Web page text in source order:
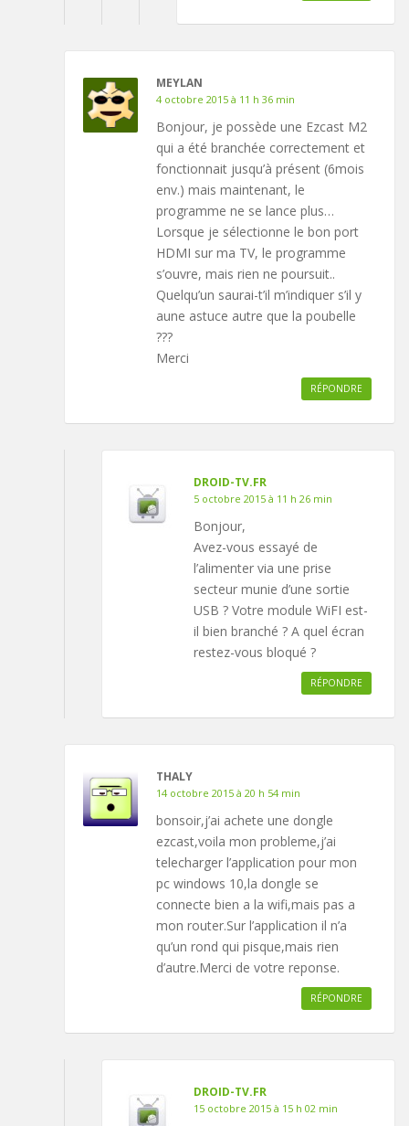
MEYLAN
4 octobre 2015 à 11 h 36 min
Bonjour, je possède une Ezcast M2
qui a été branchée correctement et
fonctionnait jusqu’à présent (6mois
env.) mais maintenant, le
programme ne se lance plus…
Lorsque je sélectionne le bon port
HDMI sur ma TV, le programme
s’ouvre, mais rien ne poursuit..
Quelqu’un saurai-t’il m’indiquer s’il y
aune astuce autre que la poubelle
???
Merci
RÉPONDRE
DROID-TV.FR
5 octobre 2015 à 11 h 26 min
Bonjour,
Avez-vous essayé de
l’alimenter via une prise
secteur munie d’une sortie
USB ? Votre module WiFI est-
il bien branché ? A quel écran
restez-vous bloqué ?
RÉPONDRE
THALY
14 octobre 2015 à 20 h 54 min
bonsoir,j’ai achete une dongle
ezcast,voila mon probleme,j’ai
telecharger l’application pour mon
pc windows 10,la dongle se
connecte bien a la wifi,mais pas a
mon router.Sur l’application il n’a
qu’un rond qui pisque,mais rien
d’autre.Merci de votre reponse.
RÉPONDRE
DROID-TV.FR
15 octobre 2015 à 15 h 02 min